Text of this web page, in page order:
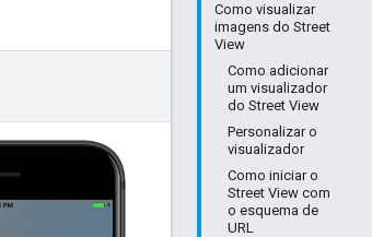
Como visualizar
imagens do Street
View
Como adicionar
um visualizador
do Street View
Personalizar o
visualizador
Como iniciar o
Street View com
o esquema de
URL